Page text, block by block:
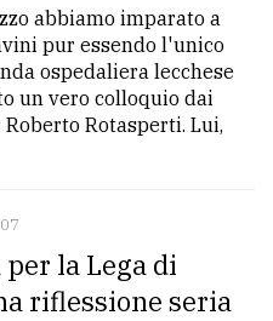
abbiamo imparato a
pur essendo l'unico
ospedaliera lecchese
un vero colloquio dai
Rotasperti. Lui,
la Lega di
riflessione seria